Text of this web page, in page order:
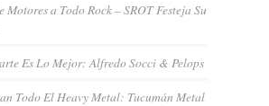
Motores a Todo Rock – SROT Festeja Su
Es Lo Mejor: Alfredo Socci & Pelops
Todo El Heavy Metal: Tucumán Metal